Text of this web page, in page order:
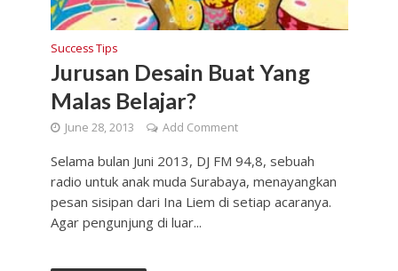
Success Tips
Jurusan Desain Buat Yang
Malas Belajar?
June 28, 2013 Add Comment
Selama bulan Juni 2013, DJ FM 94,8, sebuah
radio untuk anak muda Surabaya, menayangkan
pesan sisipan dari Ina Liem di setiap acaranya.
Agar pengunjung di luar...